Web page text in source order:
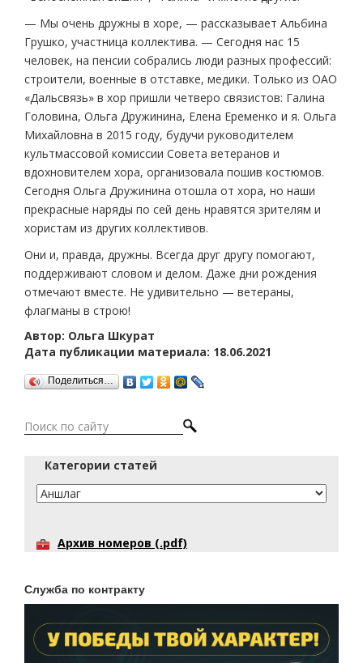
— Мы очень дружны в хоре, — рассказывает Альбина
Грушко, участница коллектива. — Сегодня нас 15
человек, на пенсии собрались люди разных профессий:
строители, военные в отставке, медики. Только из ОАО
«Дальсвязь» в хор пришли четверо связистов: Галина
Головина, Ольга Дружинина, Елена Еременко и я. Ольга
Михайловна в 2015 году, будучи руководителем
культмассовой комиссии Совета ветеранов и
вдохновителем хора, организовала пошив костюмов.
Сегодня Ольга Дружинина отошла от хора, но наши
прекрасные наряды по сей день нравятся зрителям и
хористам из других коллективов.
Они и, правда, дружны. Всегда друг другу помогают,
поддерживают словом и делом. Даже дни рождения
отмечают вместе. Не удивительно — ветераны,
флагманы в строю!
Автор: Ольга Шкурат
Дата публикации материала: 18.06.2021
Поделиться…
Категории статей
Архив номеров (.pdf)
Служба по контракту